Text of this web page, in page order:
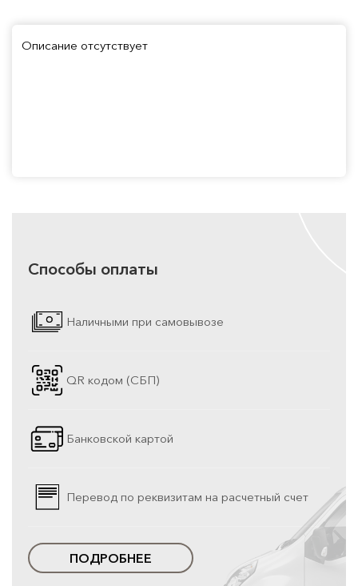
Описание отсутствует
Способы оплаты
Наличными при самовывозе
QR кодом (СБП)
Банковской картой
Перевод по реквизитам на расчетный счет
ПОДРОБНЕЕ